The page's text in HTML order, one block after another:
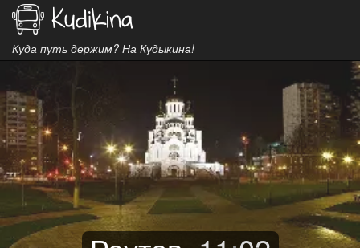
Куда путь держим? На Кудыкина!